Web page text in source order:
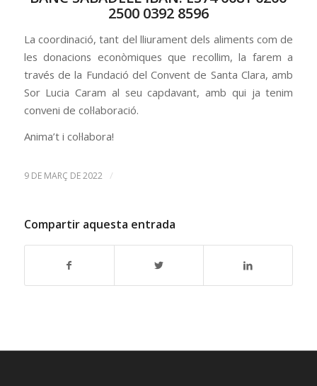
2500 0392 8596
La coordinació, tant del lliurament dels aliments com de
les donacions econòmiques que recollim, la farem a
través de la Fundació del Convent de Santa Clara, amb
Sor Lucia Caram al seu capdavant, amb qui ja tenim
conveni de col·laboració.
Anima’t i col·labora!
9 DE MARÇ DE 2022 /
Compartir aquesta entrada